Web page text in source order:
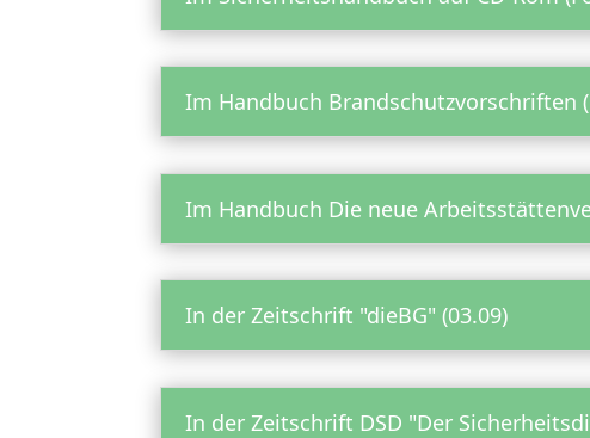
Im Handbuch Brandschutzvorschriften
Im Handbuch Die neue
In der Zeitschrift "dieBG" (03.09)
In der Zeitschrift DSD "Der